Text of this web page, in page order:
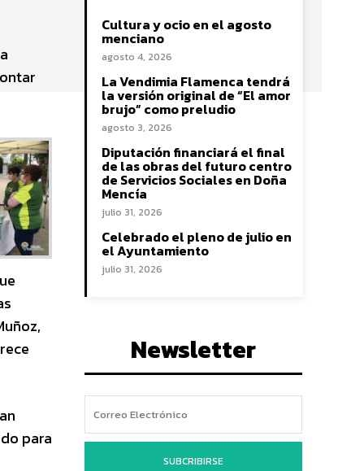
para
Cultura y ocio en el agosto
menciano
agosto 4, 2026
La Vendimia Flamenca tendrá
la versión original de “El amor
brujo” como preludio
agosto 3, 2026
Diputación financiará el final
de las obras del futuro centro
de Servicios Sociales en Doña
Mencía
julio 31, 2026
Celebrado el pleno de julio en
el Ayuntamiento
julio 31, 2026
Newsletter
SUBCRIBIRSE